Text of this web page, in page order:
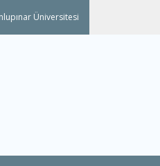
Üniversitesi